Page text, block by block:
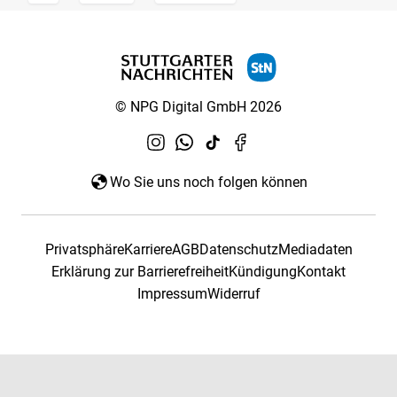
© NPG Digital GmbH 2026
Wo Sie uns noch folgen können
PrivatsphäreKarriereAGBDatenschutzMediadaten
Erklärung zur BarrierefreiheitKündigungKontakt
ImpressumWiderruf